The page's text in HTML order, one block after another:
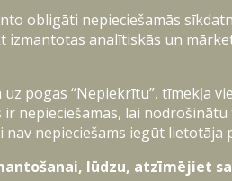
no 2026. gada
dienestam!
obligāti nepieciešamās
izmantotas analītiskās un
pogas “Nepiekrītu”, tīmekļa
nepieciešamas, lai nodrošinātu
nepieciešams iegūt lietotāja
lūdzu, atzīmējiet